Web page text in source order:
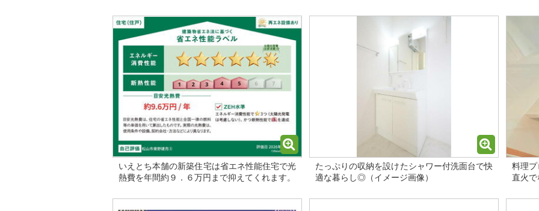
いえとち本舗の新築住宅は省エネ性能住宅で光
熱費を年間約９．６万円まで抑えてくれます。
たっぷりの収納を設けたシャワー付洗面台で快
適な暮らし◎（イメージ画像）
料理プ
直火で